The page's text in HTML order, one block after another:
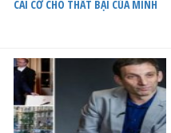
CÁI CỚ CHO THẤT BẠI CỦA MÌNH